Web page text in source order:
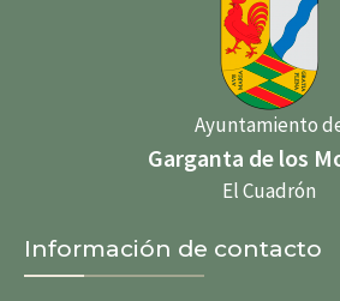
Ayuntamiento
Garganta de los
El Cuadrón
Información de contacto